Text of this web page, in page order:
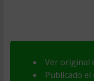
Ver original
Publicado el